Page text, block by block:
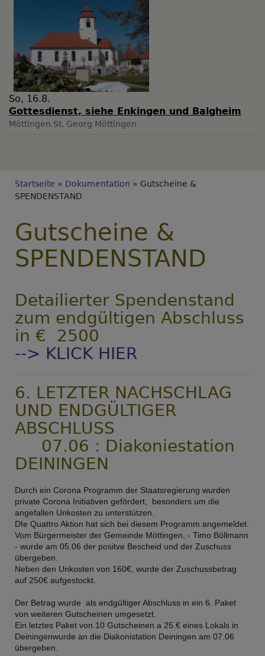
So, 16.8.
Gottesdienst, siehe Enkingen und Balgheim
Möttingen St. Georg Möttingen
Breadcrumb
Startseite Dokumentation
Gutscheine &
SPENDENSTAND
Gutscheine &
SPENDENSTAND
Detailierter Spendenstand
zum endgültigen Abschluss
in € 2500
--> KLICK HIER
6. LETZTER NACHSCHLAG
UND ENDGÜLTIGER
ABSCHLUSS
07.06 : Diakoniestation
DEININGEN
Durch ein Corona Programm der Staatsregierung wurden
private Corona Initiativen gefördert, besonders um die
angefallen Unkosten zu unterstützen.
DIe Quattro Aktion hat sich bei diesem Programm angemeldet.
Vom Bürgermeister der Gemeinde Möttingen, - Timo Böllmann
- wurde am 05.06 der positve Bescheid und der Zuschuss
übergeben.
Neben den Unkosten von 160€, wurde der Zuschussbetrag
auf 250€ aufgestockt.
Der Betrag wurde als endgültiger Abschluss in ein 6. Paket
von weiteren Gutscheinen umgesetzt.
Ein letztes Paket von 10 Gutscheinen a 25.€ eines Lokals in
Deiningenwurde an die Diakonistation Deiningen am 07.06
übergeben.